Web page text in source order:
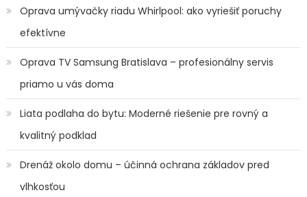
Oprava umývačky riadu Whirlpool: ako vyriešiť poruchy
efektívne
Oprava TV Samsung Bratislava – profesionálny servis
priamo u vás doma
Liata podlaha do bytu: Moderné riešenie pre rovný a
kvalitný podklad
Drenáž okolo domu – účinná ochrana základov pred
vlhkosťou